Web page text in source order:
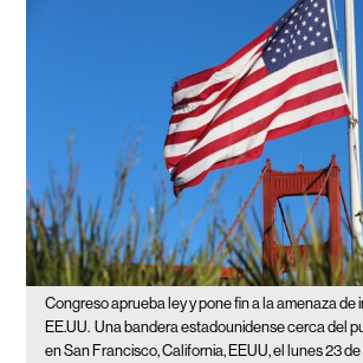
Congreso aprueba ley y pone fin a la amenaza de
EE.UU. Una bandera estadounidense cerca del
en San Francisco, California, EEUU, el lunes 23